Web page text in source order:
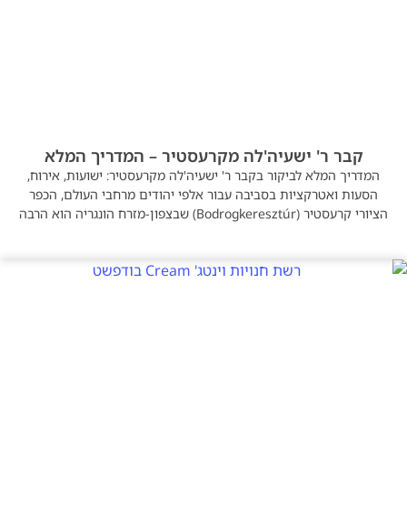
קבר ר' ישעיה'לה מקרעסטיר – המדריך המלא
המדריך המלא לביקור בקבר ר' ישעיה'לה מקרעסטיר: ישועות, אירוח,
הסעות ואטרקציות בסביבה עבור אלפי יהודים מרחבי העולם, הכפר
הציורי קרעסטיר (Bodrogkeresztúr) שבצפון-מזרח הונגריה הוא הרבה